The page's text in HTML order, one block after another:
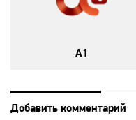
Setanta Sports Plus
Sony Sci-Fi
Sport UZ
A1
Добавить комментарий